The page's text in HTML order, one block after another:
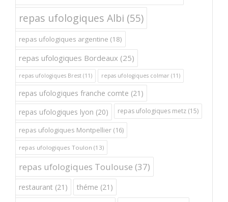
repas ufologiques Albi (55)
repas ufologiques argentine (18)
repas ufologiques Bordeaux (25)
repas ufologiques Brest (11) repas ufologiques colmar (11)
repas ufologiques franche comte (21)
repas ufologiques lyon (20) repas ufologiques metz (15)
repas ufologiques Montpellier (16)
repas ufologiques Toulon (13)
repas ufologiques Toulouse (37)
restaurant (21) théme (21)